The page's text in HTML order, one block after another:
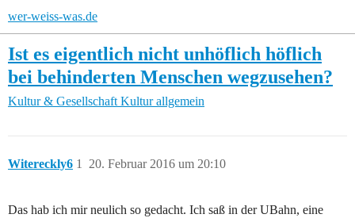
wer-weiss-was.de
Ist es eigentlich nicht unhöflich höflich
bei behinderten Menschen wegzusehen?
Kultur & Gesellschaft Kultur allgemein
Witereckly6 20. Februar 2016 um 20:10
1
Das hab ich mir neulich so gedacht. Ich saß in der UBahn, eine